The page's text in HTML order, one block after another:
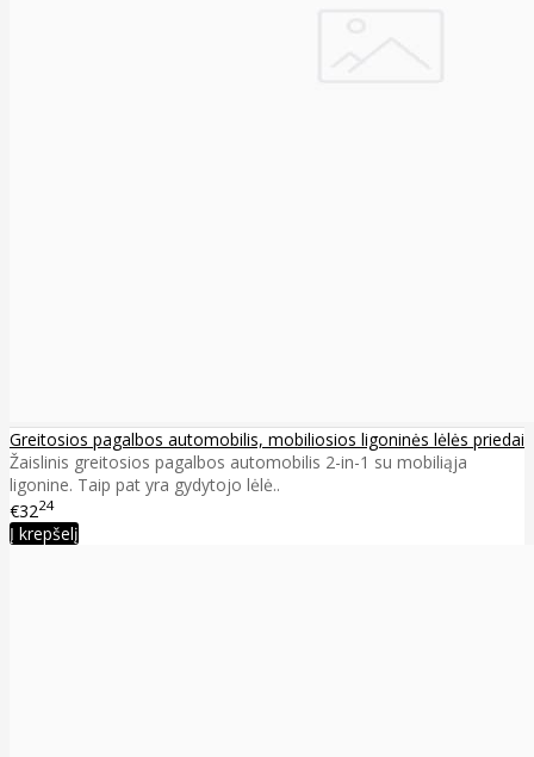
Greitosios pagalbos automobilis, mobiliosios ligoninės lėlės priedai
Žaislinis greitosios pagalbos automobilis 2-in-1 su mobiliąja
ligonine. Taip pat yra gydytojo lėlė..
€3224
Į krepšelį